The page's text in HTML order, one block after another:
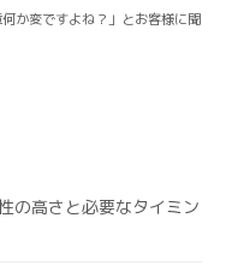
の高さと必要なタイミン